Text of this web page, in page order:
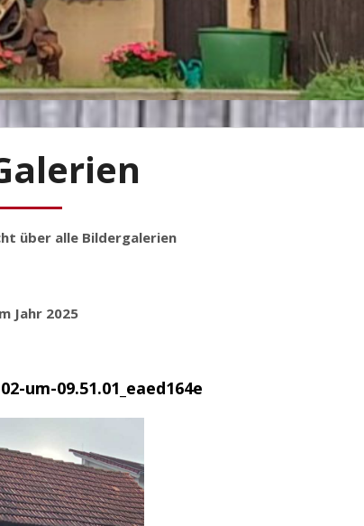
über alle Bildergalerien
Jahr 2025
um-09.51.01_eaed164e